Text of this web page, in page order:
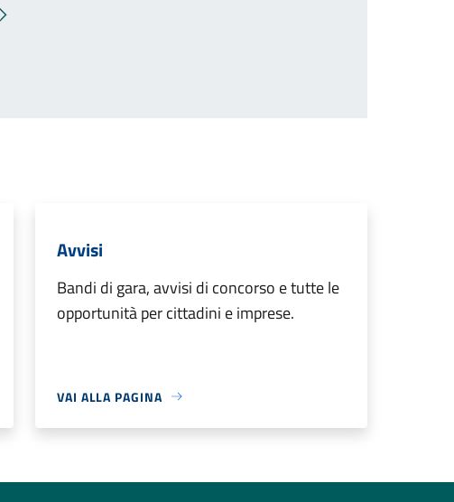
Pagina successiva
Avvisi
Bandi di gara, avvisi di concorso e tutte le
opportunità per cittadini e imprese.
VAI ALLA PAGINA